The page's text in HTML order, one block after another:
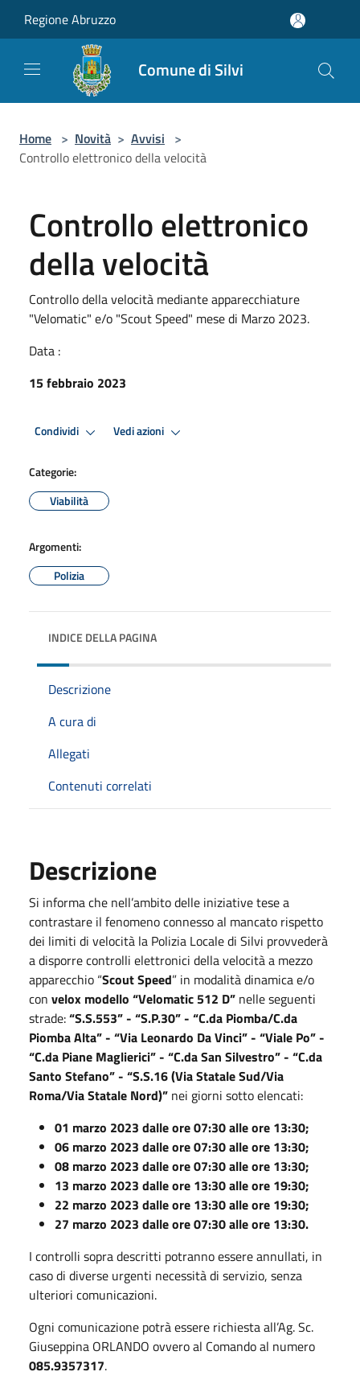
Regione Abruzzo
Comune di Silvi
Home > Novità > Avvisi >
Controllo elettronico della velocità
Controllo elettronico
della velocità
Controllo della velocità mediante apparecchiature
"Velomatic" e/o "Scout Speed" mese di Marzo 2023.
Data :
15 febbraio 2023
Condividi Vedi azioni
Categorie:
Viabilità
Argomenti:
Polizia
INDICE DELLA PAGINA
Descrizione
A cura di
Allegati
Contenuti correlati
Descrizione
Si informa che nell’ambito delle iniziative tese a
contrastare il fenomeno connesso al mancato rispetto
dei limiti di velocità la Polizia Locale di Silvi provvederà
a disporre controlli elettronici della velocità a mezzo
apparecchio “Scout Speed” in modalità dinamica e/o
con velox modello “Velomatic 512 D” nelle seguenti
strade:“S.S.553” - “S.P.30” - “C.da Piomba/C.da
Piomba Alta” - “Via Leonardo Da Vinci” - “Viale Po” -
“C.da Piane Maglierici” - “C.da San Silvestro” - “C.da
Santo Stefano” - “S.S.16 (Via Statale Sud/Via
Roma/Via Statale Nord)” nei giorni sotto elencati:
01 marzo 2023 dalle ore 07:30 alle ore 13:30;
06 marzo 2023 dalle ore 07:30 alle ore 13:30;
08 marzo 2023 dalle ore 07:30 alle ore 13:30;
13 marzo 2023 dalle ore 13:30 alle ore 19:30;
22 marzo 2023 dalle ore 13:30 alle ore 19:30;
27 marzo 2023 dalle ore 07:30 alle ore 13:30.
I controlli sopra descritti potranno essere annullati, in
caso di diverse urgenti necessità di servizio, senza
ulteriori comunicazioni.
Ogni comunicazione potrà essere richiesta all’Ag. Sc.
Giuseppina ORLANDO ovvero al Comando al numero
085.9357317.